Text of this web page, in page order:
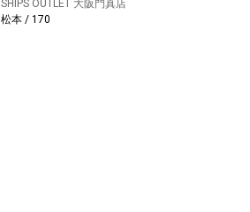
SHIPS OUTLET 大阪門真店
松本 / 170